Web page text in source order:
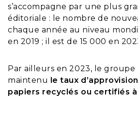
s’accompagne par une plus
éditoriale : le nombre de
chaque année au niveau
en 2019 ; il est de 15 000 en
Par ailleurs en 2023, le groupe
maintenu le taux
papiers recyclés ou certifiés à